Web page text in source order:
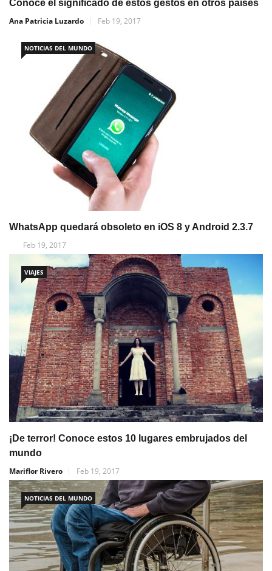
Conoce el significado de estos gestos en otros países
Ana Patricia Luzardo
Feb 19, 2017
NOTICIAS DEL MUNDO
WhatsApp quedará obsoleto en iOS 8 y Android 2.3.7
Feb 19, 2017
VIAJES
¡De terror! Conoce estos 10 lugares embrujados del
mundo
Mariflor Rivero
Feb 19, 2017
NOTICIAS DEL MUNDO